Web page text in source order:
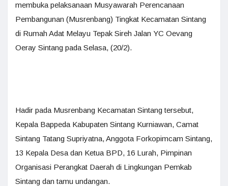
membuka pelaksanaan Musyawarah Perencanaan
Pembangunan (Musrenbang) Tingkat Kecamatan Sintang
di Rumah Adat Melayu Tepak Sireh Jalan YC Oevang
Oeray Sintang pada Selasa, (20/2).
Hadir pada Musrenbang Kecamatan Sintang tersebut,
Kepala Bappeda Kabupaten Sintang Kurniawan, Camat
Sintang Tatang Supriyatna, Anggota Forkopimcam Sintang,
13 Kepala Desa dan Ketua BPD, 16 Lurah, Pimpinan
Organisasi Perangkat Daerah di Lingkungan Pemkab
Sintang dan tamu undangan.